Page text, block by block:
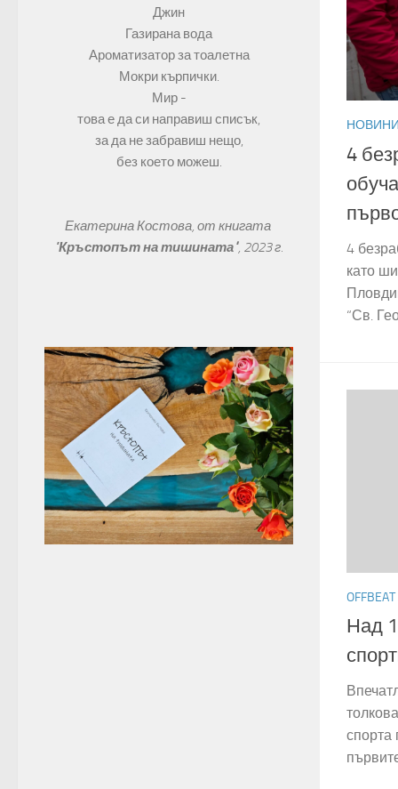
НОВИНИ
4
4
като
“Св.
OFFBEAT
Над
спорта
Джин
Газирана вода
Ароматизатор за тоалетна
Мокри кърпички.
Мир -
това е да си направиш списък,
за да не забравиш нещо,
без което можеш.
Екатерина Костова, от книгата
"Кръстопът на тишината", 2023 г.